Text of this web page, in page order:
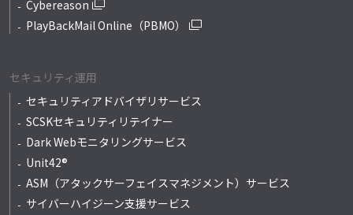
Cybereason
PlayBackMail Online（PBMO）
セキュリティ運用
セキュリティアドバイザリサービス
SCSKセキュリティリテイナー
Dark Webモニタリングサービス
Unit42®
ASM（アタックサーフェイスマネジメント）サービス
サイバーハイジーン支援サービス